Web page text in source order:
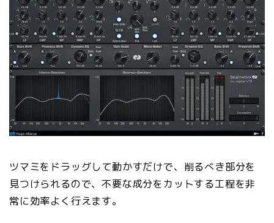
ツマミをドラッグして動かすだけで、削るべき部分を
見つけられるので、不要な成分をカットする工程を非
常に効率よく行えます。